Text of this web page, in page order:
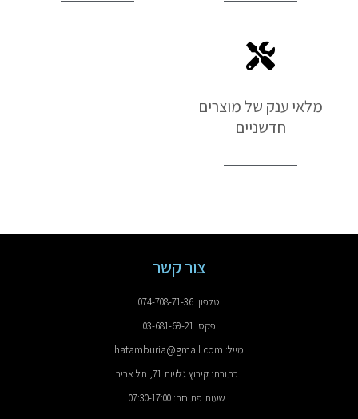
מלאי ענק של מוצרים
חדשניים
צור קשר
טלפון: 074-708-71-36
פקס: 03-681-69-21
מייל: hatamburia@gmail.com
כתובת: קיבוץ גלויות 71, תל אביב
שעות פתיחה: 07:30-17:00